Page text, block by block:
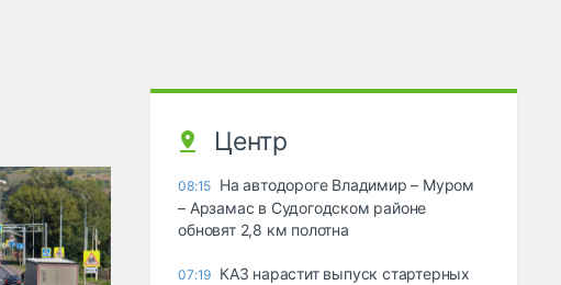
Центр
08:15 На автодороге Владимир – Муром
– Арзамас в Судогодском районе
обновят 2,8 км полотна
07:19 КАЗ нарастит выпуск стартерных